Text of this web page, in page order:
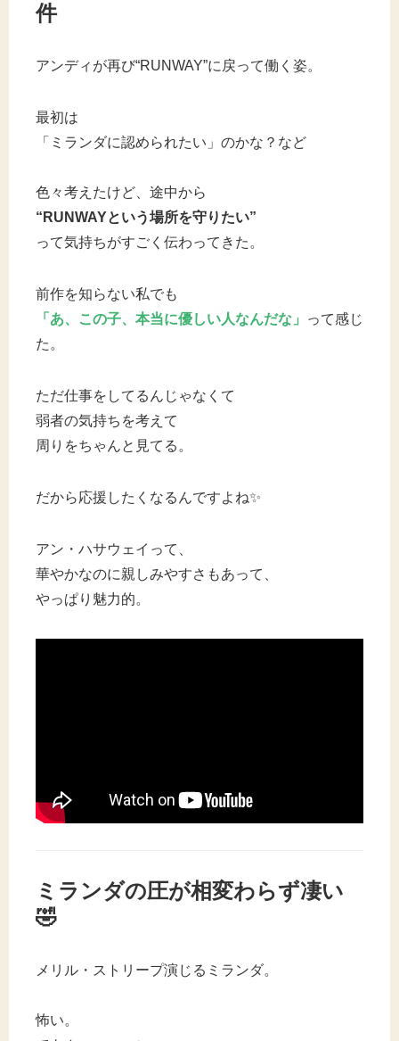
件
アンディが再び“RUNWAY”に戻って働く姿。
最初は
「ミランダに認められたい」のかな？など
色々考えたけど、途中から
“RUNWAYという場所を守りたい”
って気持ちがすごく伝わってきた。
前作を知らない私でも
「あ、この子、本当に優しい人なんだな」
って感じ
た。
ただ仕事をしてるんじゃなくて
弱者の気持ちを考えて
周りをちゃんと見てる。
だから応援したくなるんですよね✨
アン・ハサウェイって、
華やかなのに親しみやすさもあって、
やっぱり魅力的。
ミランダの圧が相変わらず凄い
🤣
メリル・ストリープ演じるミランダ。
怖い。